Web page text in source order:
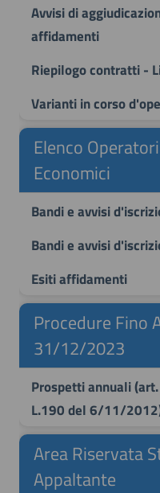
Avvisi di
affidamenti
Riepilogo contratti -
Varianti in corso
Elenco Operatori
Economici
Bandi e avvisi
Bandi e avvisi
Esiti affidamenti
Procedure Fino
31/12/2023
Prospetti annuali
L.190 del 6/11/
Area Riservata
Appaltante